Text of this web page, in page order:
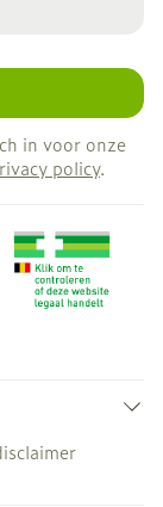
in voor onze
policy.